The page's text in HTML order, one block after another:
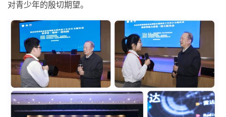
对青少年的殷切期望。